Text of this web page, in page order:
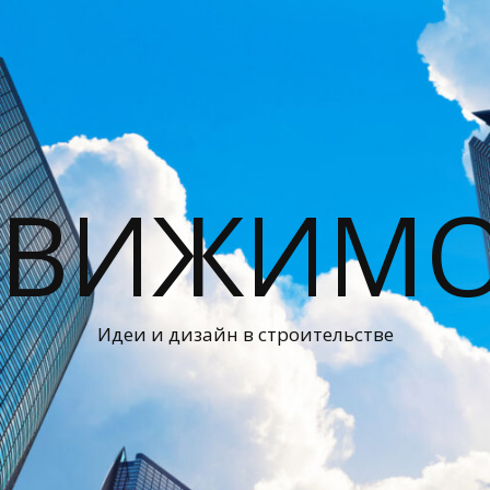
Идеи и дизайн в строительстве